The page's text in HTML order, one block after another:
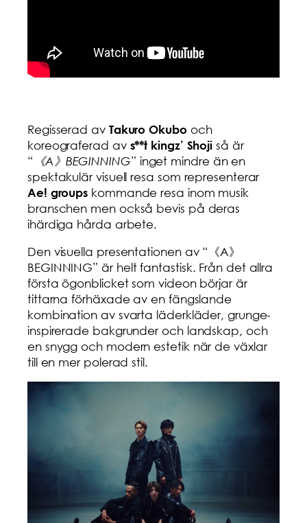
Regisserad av Takuro Okubo och
koreograferad av s**t kingz’ Shoji så är
“ 《A》BEGINNING” inget mindre än en
spektakulär visuell resa som representerar
Ae! groups kommande resa inom musik
branschen men också bevis på deras
ihärdiga hårda arbete.
Den visuella presentationen av “《A》
BEGINNING” är helt fantastisk. Från det allra
första ögonblicket som videon börjar är
tittarna förhäxade av en fängslande
kombination av svarta läderkläder, grunge-
inspirerade bakgrunder och landskap, och
en snygg och modern estetik när de växlar
till en mer polerad stil.